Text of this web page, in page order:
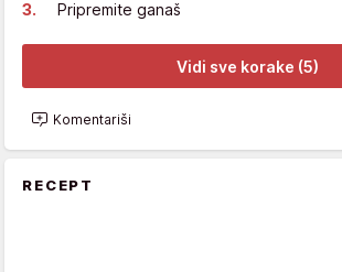
Pripremite ganaš
Vidi sve korake (5)
Komentariši
RECEPT